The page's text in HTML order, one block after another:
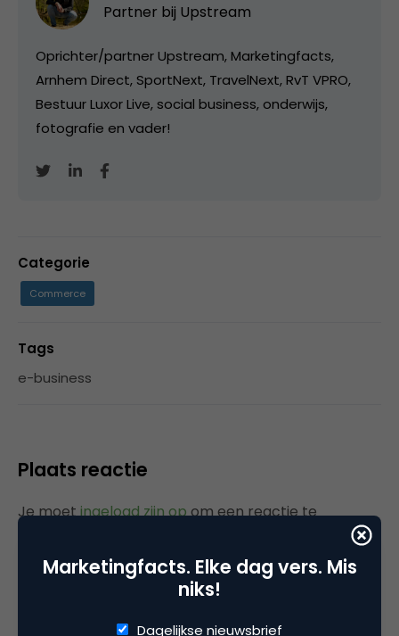
Partner bij Upstream
Oprichter/partner Upstream, Marketingfacts,
Arnhem Direct, SportNext, TravelNext, RvT VPRO,
Bestuur Luxor Live, social business, onderwijs,
fotografie en vader!
Categorie
Commerce
Tags
e-business
Plaats reactie
Je moetingelogd zijn opom een reactie te
Marketingfacts. Elke dag vers. Mis
niks!
Dagelijkse nieuwsbrief